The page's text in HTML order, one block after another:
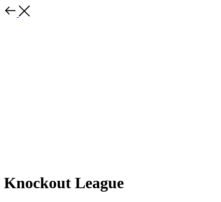
Knockout League